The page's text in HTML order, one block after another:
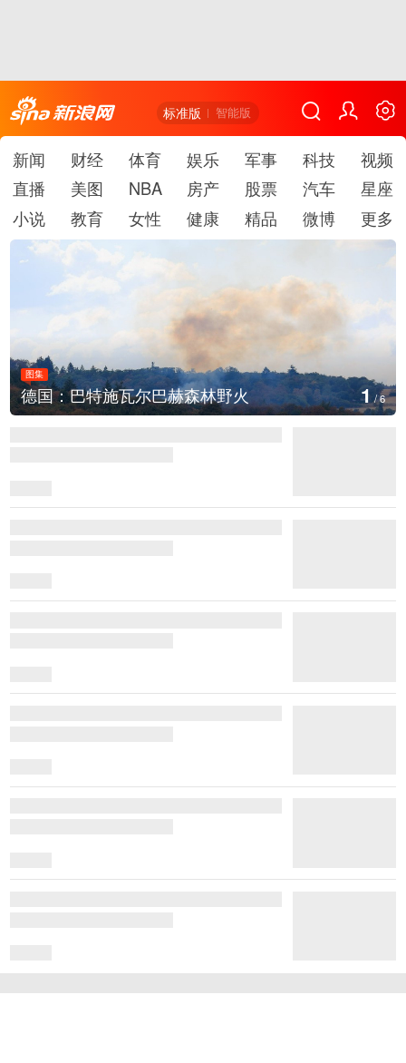
标准版 智能版
新闻 财经 体育 娱乐 军事 科技
视频
直播
美图 NBA 房产 股票 汽车
星座
小说
教育 女性 健康 精品 微博 更多
图集
德国：巴特施瓦尔巴赫森林野火 2/6